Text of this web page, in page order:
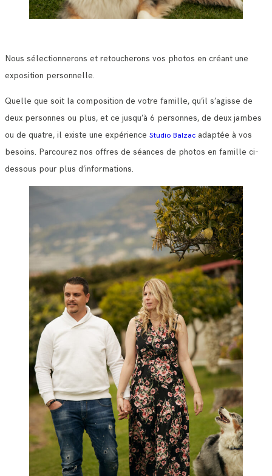
Nous sélectionnerons et retoucherons vos photos en créant une
exposition personnelle.
Quelle que soit la composition de votre famille, qu’il s’agisse de
deux personnes ou plus, et ce jusqu’à 6 personnes, de deux jambes
ou de quatre, il existe une expérience Studio Balzac adaptée à vos
besoins. Parcourez nos offres de séances de photos en famille ci-
dessous pour plus d’informations.